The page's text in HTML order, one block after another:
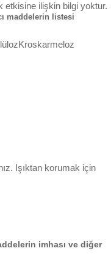
etkisine ilişkin bilgi yoktur.
maddelerin listesi
Işıktan korumak için
imhası ve diğer